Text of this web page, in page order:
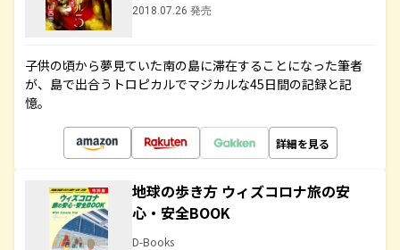
2018.07.26 発売
子供の頃から夢見ていた南の島に滞在することになった筆者
が、島で出合うトロピカルでマジカルな45日間の記録と記
憶。
詳細を見る
地球の歩き方 ウィズコロナ旅の安
心・安全BOOK
D-Books